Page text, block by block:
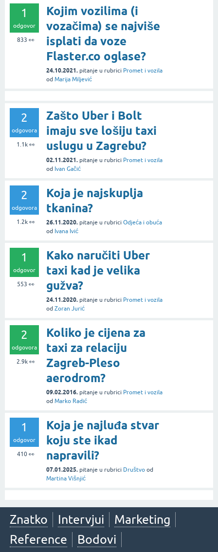
1
odgovor
833 👀
Kojim vozilima (i
vozačima) se najviše
isplati da voze
Flaster.co oglase?
24.10.2021. pitanje u rubrici Promet i vozila
od Marija Miljević
2
odgovora
1.1k👀
Zašto Uber i Bolt
imaju sve lošiju taxi
uslugu u Zagrebu?
02.11.2021. pitanje u rubrici Promet i vozila
od Ivan Gačić
2
odgovora
1.2k👀
Koja je najskuplja
tkanina?
26.11.2020. pitanje u rubrici Odjeća i obuća
od Ivana Ivić
1
odgovor
553 👀
Kako naručiti Uber
taxi kad je velika
gužva?
24.11.2020. pitanje u rubrici Promet i vozila
od Zoran Jurić
2
odgovora
2.9k👀
Koliko je cijena za
taxi za relaciju
Zagreb-Pleso
aerodrom?
09.02.2016. pitanje u rubrici Promet i vozila
od Marko Radić
1
odgovor
410👀
Koja je najluđa stvar
koju ste ikad
napravili?
07.01.2025. pitanje u rubrici Društvo od
Martina Višnjić
Znatko Intervjui
Marketing
Reference
Bodovi